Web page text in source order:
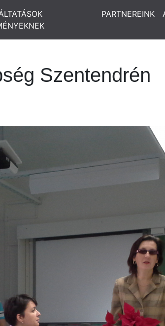
PARTNEREINK
Szentendrén